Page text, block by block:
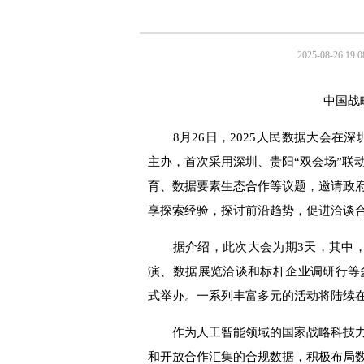
2025-08-26
中国战
8 月 26 日， 2025 人民数据大会在深
主办，首次采用深圳、贵阳“双会场”联
育、数据要素生态合作等议题，邀请政
享探索经验，探讨前沿趋势，促进洽谈
据介绍，此次大会为期3天，其中
演、数据展览洽谈和标杆企业调研行
式举办。一系列丰富多元的活动将陆续
作为人工智能领域的国家战略科技
和开放合作汇集的合规数据，积极布局